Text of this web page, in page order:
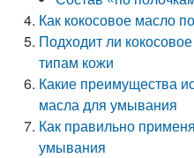
Как кокосовое масло
Подходит ли
типам кожи
Какие преимущества
масла для умывания
Как правильно
умывания